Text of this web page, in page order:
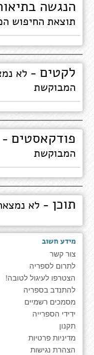
הנגשה
תוצאת החיפוש
לקטים - לא
המבוקשת
פודקאסטים -
המבוקשת
תוכן - לא
מידע חשוב
צור קשר
לתרום לספריה
הצטרפו לעיגול לטובה!
להתנדב בספריה
מסמכים רשמיים
ידידי הספרייה
תקנון
מדיניות פרטיות
הצהרת נגישות